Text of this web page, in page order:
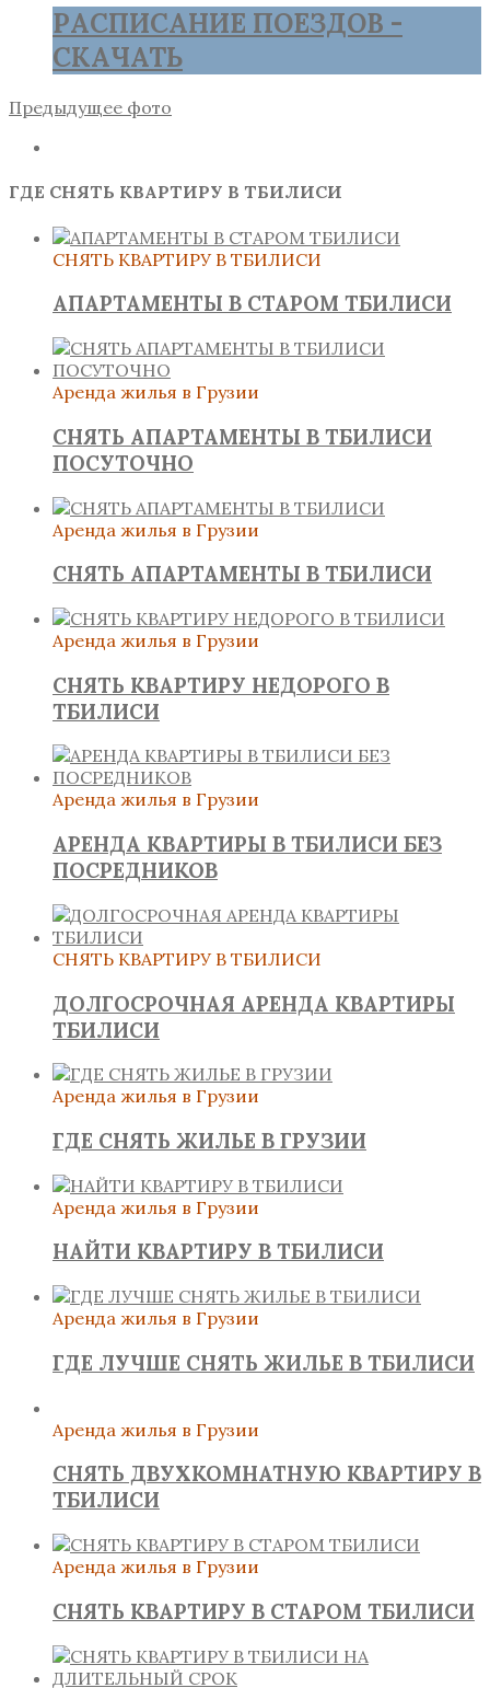
РАСПИСАНИЕ ПОЕЗДОВ -
СКАЧАТЬ
Предыдущее фото
ГДЕ СНЯТЬ КВАРТИРУ В ТБИЛИСИ
СНЯТЬ КВАРТИРУ В ТБИЛИСИ
АПАРТАМЕНТЫ В СТАРОМ ТБИЛИСИ
Аренда жилья в Грузии
СНЯТЬ АПАРТАМЕНТЫ В ТБИЛИСИ
ПОСУТОЧНО
Аренда жилья в Грузии
СНЯТЬ АПАРТАМЕНТЫ В ТБИЛИСИ
Аренда жилья в Грузии
СНЯТЬ КВАРТИРУ НЕДОРОГО В
ТБИЛИСИ
Аренда жилья в Грузии
АРЕНДА КВАРТИРЫ В ТБИЛИСИ БЕЗ
ПОСРЕДНИКОВ
СНЯТЬ КВАРТИРУ В ТБИЛИСИ
ДОЛГОСРОЧНАЯ АРЕНДА КВАРТИРЫ
ТБИЛИСИ
Аренда жилья в Грузии
ГДЕ СНЯТЬ ЖИЛЬЕ В ГРУЗИИ
Аренда жилья в Грузии
НАЙТИ КВАРТИРУ В ТБИЛИСИ
Аренда жилья в Грузии
ГДЕ ЛУЧШЕ СНЯТЬ ЖИЛЬЕ В ТБИЛИСИ
Аренда жилья в Грузии
СНЯТЬ ДВУХКОМНАТНУЮ КВАРТИРУ В
ТБИЛИСИ
Аренда жилья в Грузии
СНЯТЬ КВАРТИРУ В СТАРОМ ТБИЛИСИ